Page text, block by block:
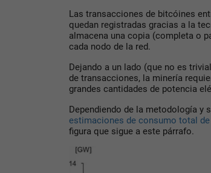
Las transacciones de bitcóines
quedan registradas gracias a la
almacena una copia (completa o
cada nodo de la red.
Dejando a un lado (que no es
de transacciones, la minería
grandes cantidades de potencia
Dependiendo de la metodología y
estimaciones de consumo total
figura que sigue a este párrafo.